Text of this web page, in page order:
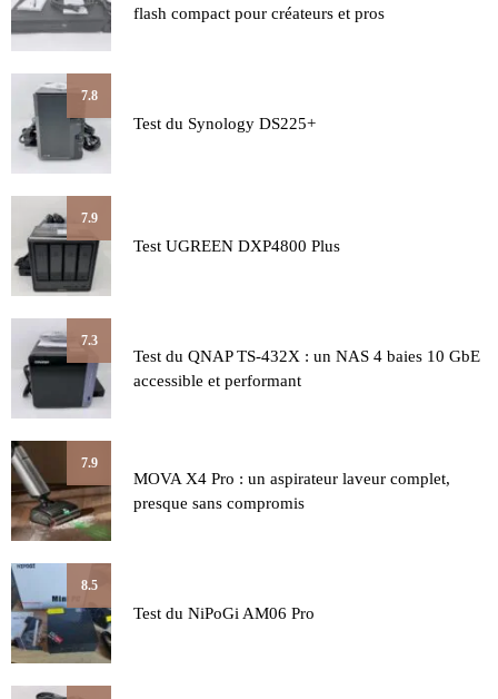
flash compact pour créateurs et pros
7.8
Test du Synology DS225+
7.9
Test UGREEN DXP4800 Plus
7.3
Test du QNAP TS-432X : un NAS 4 baies 10 GbE
accessible et performant
7.9
MOVA X4 Pro : un aspirateur laveur complet,
presque sans compromis
8.5
Test du NiPoGi AM06 Pro